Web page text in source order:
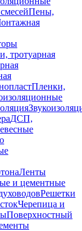
Пены,
тротуарная
Пленки,
ДСП,
Ленты
и цементные
Решетки
Черепица и
Поверхностный